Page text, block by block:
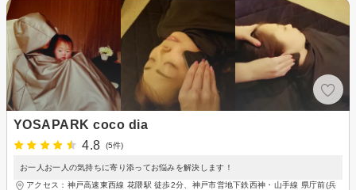
YOSAPARK coco dia
4.8
(5件)
お一人お一人の気持ちに寄り添ってお悩みを解決します！
アクセス：神戸高速東西線 花隈駅 徒歩2分、神戸市営地下鉄西神・山手線 県庁前(兵